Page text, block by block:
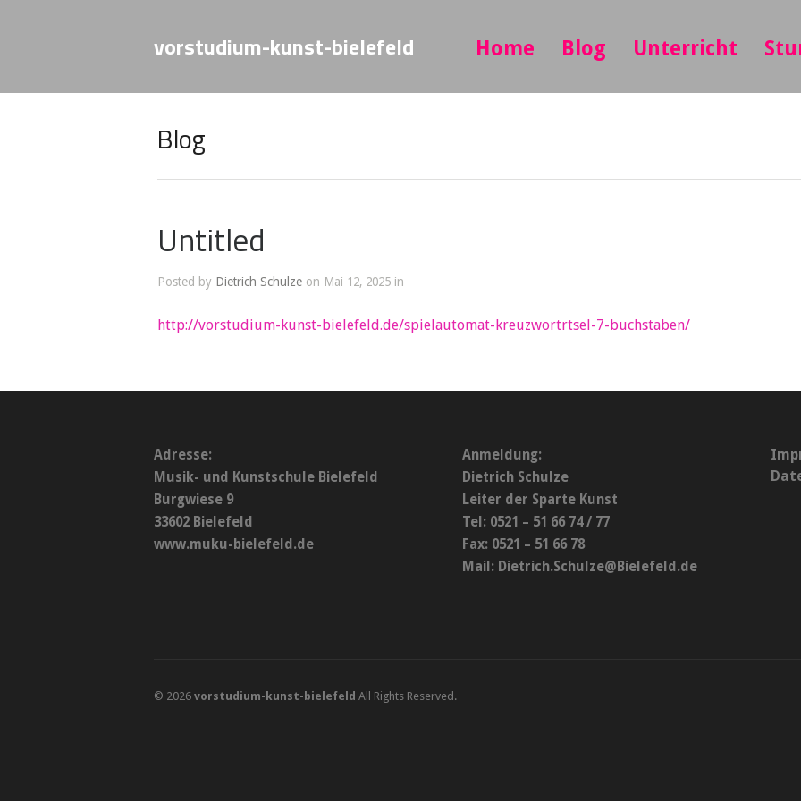
vorstudium-kunst-bielefeld Home Blog Unterricht
Blog
Untitled
Posted by Dietrich Schulze on Mai 12, 2025 in
http://vorstudium-kunst-bielefeld.de/spielautomat-kreuzwortrtsel-7-buchstaben/
Adresse:
Musik- und Kunstschule Bielefeld
Burgwiese 9
33602 Bielefeld
www.muku-bielefeld.de
Anmeldung:
Dietrich Schulze
Leiter der Sparte Kunst
Tel: 0521 – 51 66 74 / 77
Fax: 0521 – 51 66 78
Mail: Dietrich.Schulze@Bielefeld.de
© 2026 vorstudium-kunst-bielefeld All Rights Reserved.